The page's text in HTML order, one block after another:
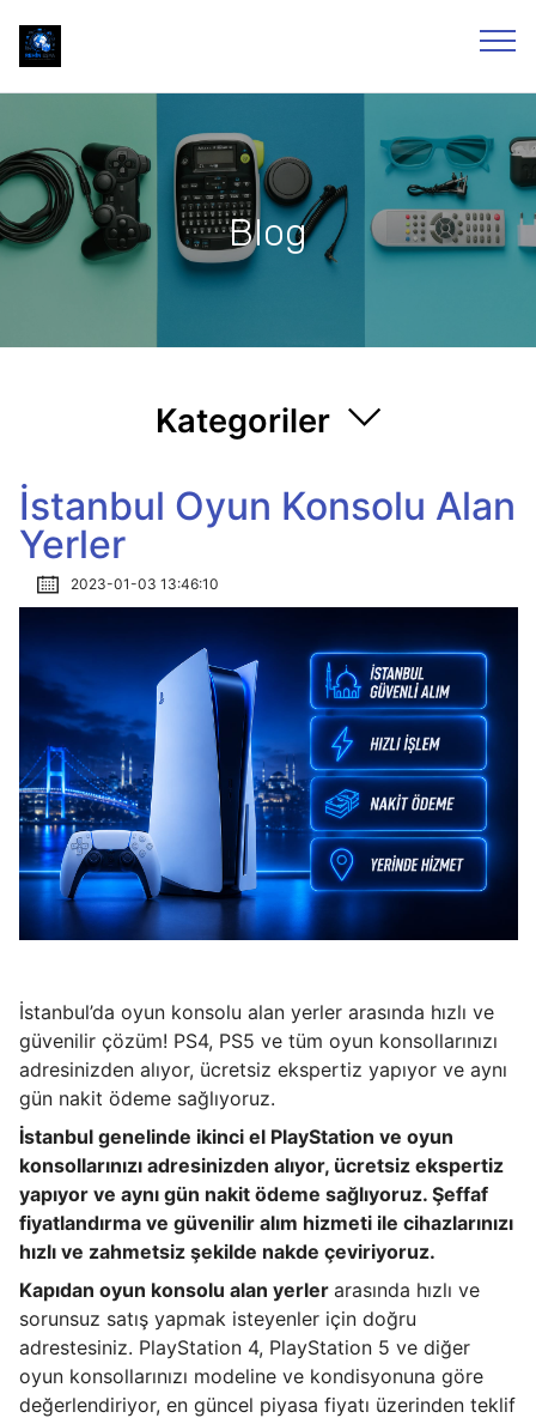
Blog
Kategoriler
İstanbul Oyun Konsolu Alan
Yerler
2023-01-03 13:46:10
İstanbul’da oyun konsolu alan yerler arasında hızlı ve
güvenilir çözüm! PS4, PS5 ve tüm oyun konsollarınızı
adresinizden alıyor, ücretsiz ekspertiz yapıyor ve aynı
gün nakit ödeme sağlıyoruz.
İstanbul genelinde ikinci el PlayStation ve oyun
konsollarınızı adresinizden alıyor, ücretsiz ekspertiz
yapıyor ve aynı gün nakit ödeme sağlıyoruz. Şeffaf
fiyatlandırma ve güvenilir alım hizmeti ile cihazlarınızı
hızlı ve zahmetsiz şekilde nakde çeviriyoruz.
Kapıdan oyun konsolu alan yerler arasında hızlı ve
sorunsuz satış yapmak isteyenler için doğru
adrestesiniz. PlayStation 4, PlayStation 5 ve diğer
oyun konsollarınızı modeline ve kondisyonuna göre
değerlendiriyor, en güncel piyasa fiyatı üzerinden teklif